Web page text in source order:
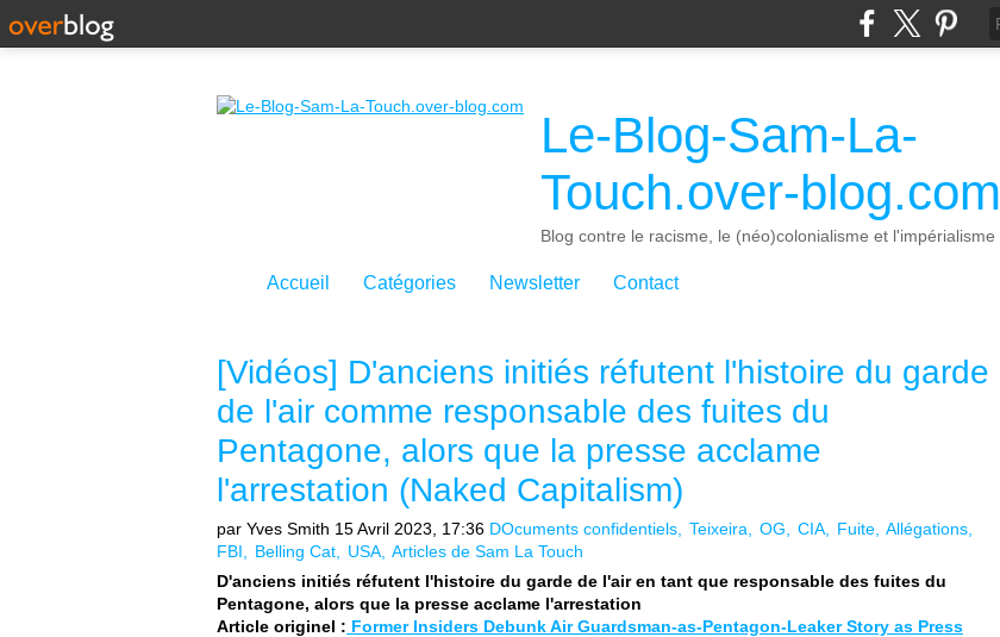
Le-Blog-Sam-La-
Touch.over-blog.com
Blog contre le racisme, le (néo)colonialisme et l'impérialisme
Accueil Catégories Newsletter Contact
[Vidéos] D'anciens initiés réfutent l'histoire du garde
de l'air comme responsable des fuites du
Pentagone, alors que la presse acclame
l'arrestation (Naked Capitalism)
par Yves Smith 15 Avril 2023, 17:36 DOcuments confidentiels Teixeira OG CIA Fuite Allégations
FBI
Belling Cat USA Articles de Sam La Touch
D'anciens initiés réfutent l'histoire du garde de l'air en tant que responsable des fuites du
Pentagone, alors que la presse acclame l'arrestation
Article originel : Former Insiders Debunk Air Guardsman-as-Pentagon-Leaker Story as Press